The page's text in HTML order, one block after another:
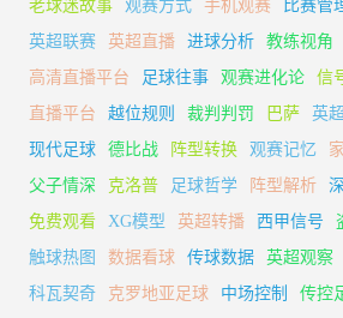
老球迷故事
观赛方式 手机观赛 比赛管
英超联赛
英超直播 进球分析 教练视角
高清直播平台
足球往事 观赛进化论 信
直播平台
越位规则 裁判判罚 巴萨 英
现代足球
德比战 阵型转换 观赛记忆
父子情深
克洛普 足球哲学 阵型解析
免费观看
XG模型 英超转播 西甲信号
触球热图
数据看球 传球数据 英超观察
科瓦契奇
克罗地亚足球 中场控制 传控